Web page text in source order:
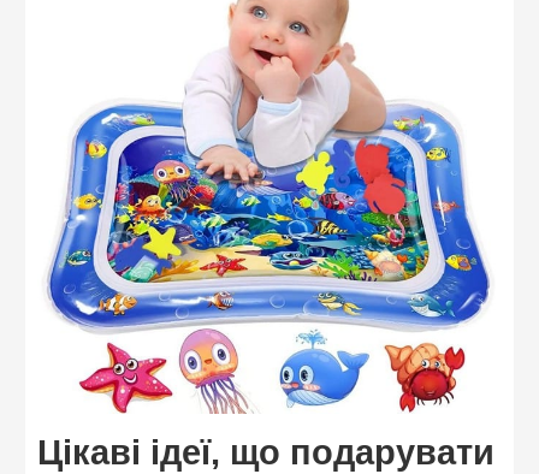
Цікаві ідеї, що подарувати